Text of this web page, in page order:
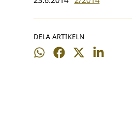
DELA ARTIKELN
Dela
Dela
Dela
Dela